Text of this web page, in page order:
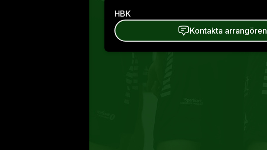
HBK
Kontakta arrangören